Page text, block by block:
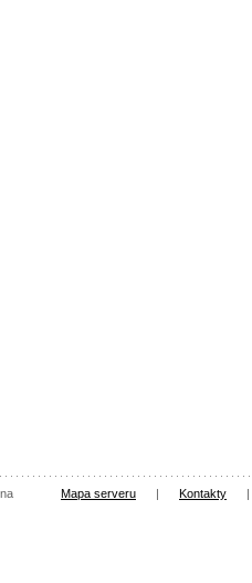
Mapa serveru | Kontakty |